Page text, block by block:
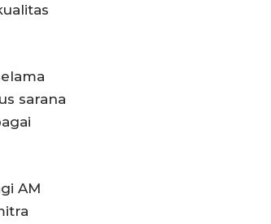
sarana
AM